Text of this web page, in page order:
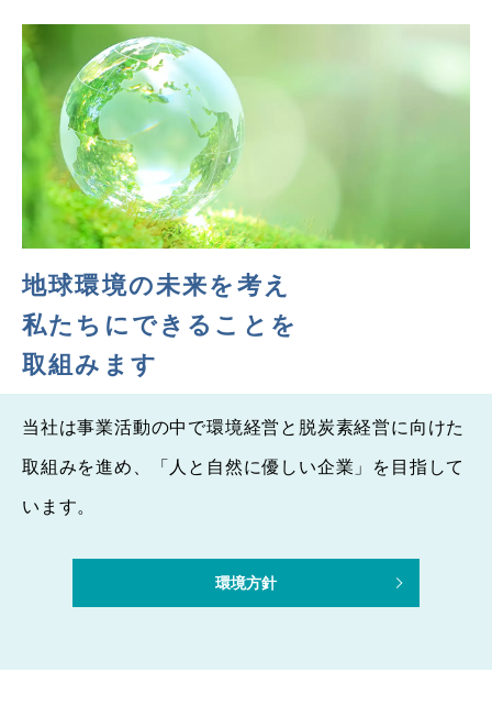
地球環境の未来を考え
私たちにできることを
取組みます
当社は事業活動の中で環境経営と脱炭素経営に向けた
取組みを進め、「人と自然に優しい企業」を目指して
います。
環境方針